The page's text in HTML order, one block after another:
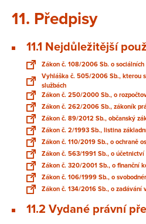
11. Předpisy
11.1 Nejdůležitější
Zákon č. 108/2006 Sb. o sociálních
Vyhláška č. 505/2006 Sb., kterou
službách
Zákon č. 250/2000 Sb., o
Zákon č. 262/2006 Sb., zákoník
Zákon č. 89/2012 Sb., občanský
Zákon č. 2/1993 Sb., listina
Zákon č. 110/2019 Sb., o ochraně
Zákon č. 563/1991 Sb., o účetnictví
Zákon č. 320/2001 Sb., o finanční
Zákon č. 106/1999 Sb., o
Zákon č. 134/2016 Sb., o zadávání
11.2 Vydané právní